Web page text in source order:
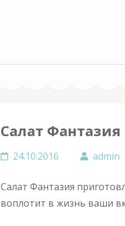
Салат Фантазия
24.10.2016 admin
Салат Фантазия
воплотит в жизнь ваши